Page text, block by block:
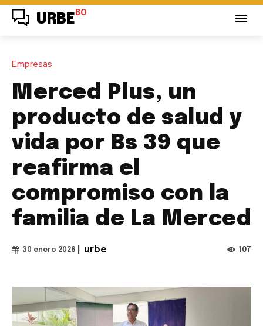
URBE BO
Empresas
Merced Plus, un
producto de salud y
vida por Bs 39 que
reafirma el
compromiso con la
familia de La Merced
30 enero 2026 urbe 107